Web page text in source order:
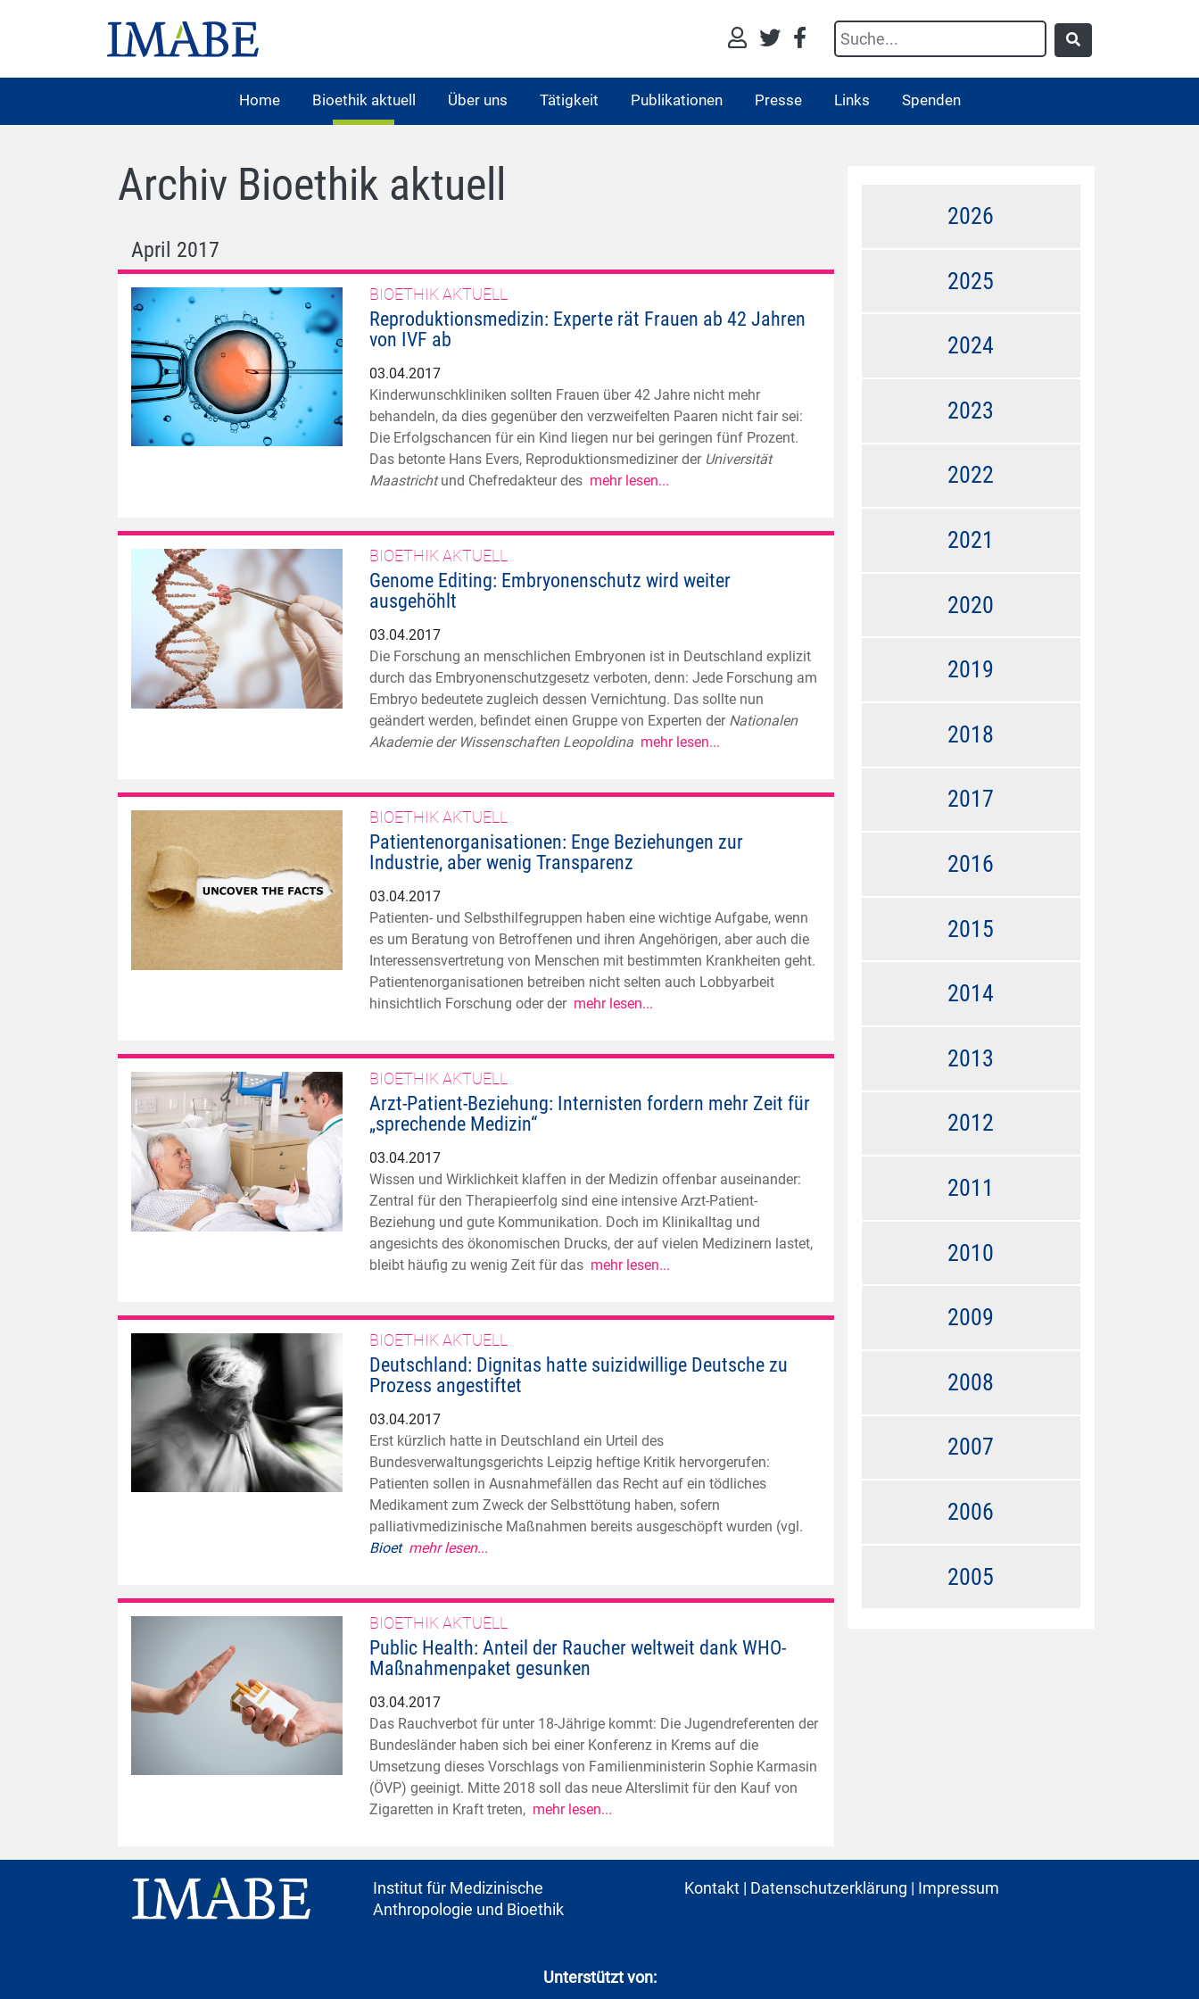
Home Bioethik aktuell Über uns Tätigkeit Publikationen Presse Links Spenden
Archiv Bioethik aktuell
April 2017
BIOETHIK AKTUELL
Reproduktionsmedizin: Experte rät Frauen ab 42 Jahren
von IVF ab
03.04.2017
Kinderwunschkliniken sollten Frauen über 42 Jahre nicht mehr
behandeln, da dies gegenüber den verzweifelten Paaren nicht fair sei:
Die Erfolgschancen für ein Kind liegen nur bei geringen fünf Prozent.
Das betonte Hans Evers, Reproduktionsmediziner der Universität
Maastrichtund Chefredakteur des mehr lesen...
BIOETHIK AKTUELL
Genome Editing: Embryonenschutz wird weiter
ausgehöhlt
03.04.2017
Die Forschung an menschlichen Embryonen ist in Deutschland explizit
durch das Embryonenschutzgesetz verboten, denn: Jede Forschung am
Embryo bedeutete zugleich dessen Vernichtung. Das sollte nun
geändert werden, befindet einen Gruppe von Experten der Nationalen
Akademie der Wissenschaften Leopoldina mehr lesen...
BIOETHIK AKTUELL
Patientenorganisationen: Enge Beziehungen zur
Industrie, aber wenig Transparenz
03.04.2017
Patienten- und Selbsthilfegruppen haben eine wichtige Aufgabe, wenn
es um Beratung von Betroffenen und ihren Angehörigen, aber auch die
Interessensvertretung von Menschen mit bestimmten Krankheiten geht.
Patientenorganisationen betreiben nicht selten auch Lobbyarbeit
hinsichtlich Forschung oder der mehr lesen...
BIOETHIK AKTUELL
Arzt-Patient-Beziehung: Internisten fordern mehr Zeit für
„sprechende Medizin“
03.04.2017
Wissen und Wirklichkeit klaffen in der Medizin offenbar auseinander:
Zentral für den Therapieerfolg sind eine intensive Arzt-Patient-
Beziehung und gute Kommunikation. Doch im Klinikalltag und
angesichts des ökonomischen Drucks, der auf vielen Medizinern lastet,
bleibt häufig zu wenig Zeit für das mehr lesen...
BIOETHIK AKTUELL
Deutschland: Dignitas hatte suizidwillige Deutsche zu
Prozess angestiftet
03.04.2017
Erst kürzlich hatte in Deutschland ein Urteil des
Bundesverwaltungsgerichts Leipzig heftige Kritik hervorgerufen:
Patienten sollen in Ausnahmefällen das Recht auf ein tödliches
Medikament zum Zweck der Selbsttötung haben, sofern
palliativmedizinische Maßnahmen bereits ausgeschöpft wurden (vgl.
Bioet mehr lesen...
BIOETHIK AKTUELL
Public Health: Anteil der Raucher weltweit dank WHO-
Maßnahmenpaket gesunken
03.04.2017
Das Rauchverbot für unter 18-Jährige kommt: Die Jugendreferenten der
Bundesländer haben sich bei einer Konferenz in Krems auf die
Umsetzung dieses Vorschlags von Familienministerin Sophie Karmasin
(ÖVP) geeinigt. Mitte 2018 soll das neue Alterslimit für den Kauf von
Zigaretten in Kraft treten, mehr lesen...
2026
2025
2024
2023
2022
2021
2020
2019
2018
2017
2016
2015
2014
2013
2012
2011
2010
2009
2008
2007
2006
2005
Institut für Medizinische
Anthropologie und Bioethik
Kontakt | Datenschutzerklärung | Impressum
Unterstützt von: